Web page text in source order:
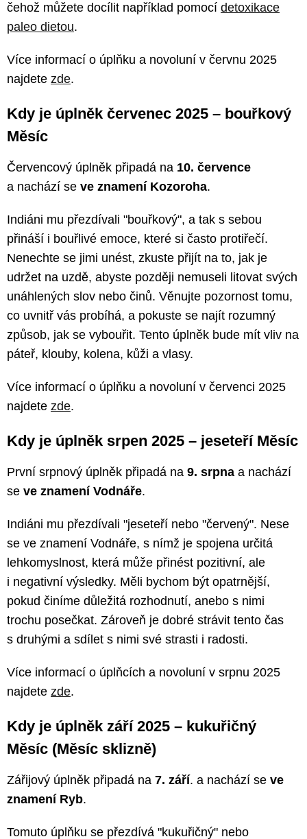
čehož můžete docílit například pomocí detoxikace
paleo dietou.
Více informací o úplňku a novoluní v červnu 2025
najdete zde.
Kdy je úplněk červenec 2025 – bouřkový
Měsíc
Červencový úplněk připadá na 10. července
a nachází se ve znamení Kozoroha.
Indiáni mu přezdívali "bouřkový", a tak s sebou
přináší i bouřlivé emoce, které si často protiřečí.
Nenechte se jimi unést, zkuste přijít na to, jak je
udržet na uzdě, abyste později nemuseli litovat svých
unáhlených slov nebo činů. Věnujte pozornost tomu,
co uvnitř vás probíhá, a pokuste se najít rozumný
způsob, jak se vybouřit. Tento úplněk bude mít vliv na
páteř, klouby, kolena, kůži a vlasy.
Více informací o úplňku a novoluní v červenci 2025
najdete zde.
Kdy je úplněk srpen 2025 – jeseteří Měsíc
První srpnový úplněk připadá na 9. srpna a nachází
se ve znamení Vodnáře.
Indiáni mu přezdívali "jeseteří nebo "červený". Nese
se ve znamení Vodnáře, s nímž je spojena určitá
lehkomyslnost, která může přinést pozitivní, ale
i negativní výsledky. Měli bychom být opatrnější,
pokud činíme důležitá rozhodnutí, anebo s nimi
trochu posečkat. Zároveň je dobré strávit tento čas
s druhými a sdílet s nimi své strasti i radosti.
Více informací o úplňcích a novoluní v srpnu 2025
najdete zde.
Kdy je úplněk září 2025 – kukuřičný
Měsíc (Měsíc sklizně)
Zářijový úplněk připadá na 7. září. a nachází se ve
znamení Ryb.
Tomuto úplňku se přezdívá "kukuřičný" nebo